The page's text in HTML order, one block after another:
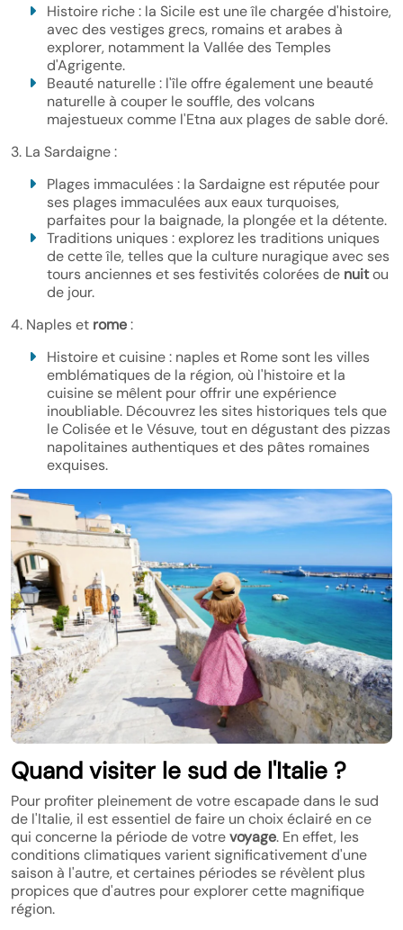
Histoire riche : la Sicile est une île chargée d'histoire,
avec des vestiges grecs, romains et arabes à
explorer, notamment la Vallée des Temples
d'Agrigente.
Beauté naturelle : l'île offre également une beauté
naturelle à couper le souffle, des volcans
majestueux comme l'Etna aux plages de sable doré.
3. La Sardaigne :
Plages immaculées : la Sardaigne est réputée pour
ses plages immaculées aux eaux turquoises,
parfaites pour la baignade, la plongée et la détente.
Traditions uniques : explorez les traditions uniques
de cette île, telles que la culture nuragique avec ses
tours anciennes et ses festivités colorées de nuitou
de jour.
4. Naples et rome:
Histoire et cuisine : naples et Rome sont les villes
emblématiques de la région, où l'histoire et la
cuisine se mêlent pour offrir une expérience
inoubliable. Découvrez les sites historiques tels que
le Colisée et le Vésuve, tout en dégustant des pizzas
napolitaines authentiques et des pâtes romaines
exquises.
Quand visiter le sud de l'Italie ?
Pour profiter pleinement de votre escapade dans le sud
de l'Italie, il est essentiel de faire un choix éclairé en ce
qui concerne la période de votrevoyage. En effet, les
conditions climatiques varient significativement d'une
saison à l'autre, et certaines périodes se révèlent plus
propices que d'autres pour explorer cette magnifique
région.